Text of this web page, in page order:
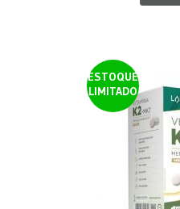
ESTOQUE
LIMITADO